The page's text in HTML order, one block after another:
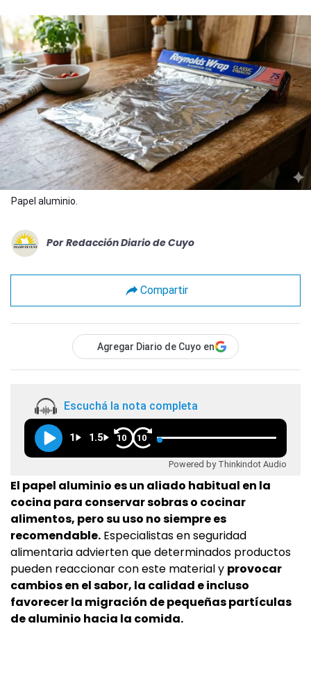
Papel aluminio.
Por Redacción Diario de Cuyo
Compartir
Agregar Diario de Cuyo en
Escuchá la nota completa
1 1.5 10 10
Powered by Thinkindot Audio
El papel aluminio es un aliado habitual en la
cocina para conservar sobras o cocinar
alimentos, pero su uso no siempre es
recomendable. Especialistas en seguridad
alimentaria advierten que determinados productos
pueden reaccionar con este material y provocar
cambios en el sabor, la calidad e incluso
favorecer la migración de pequeñas partículas
de aluminio hacia la comida.